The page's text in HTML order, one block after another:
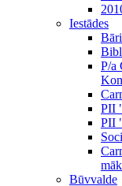
Iestādes
P/a
PII
PII
Būvvalde